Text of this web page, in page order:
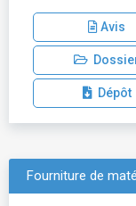
Avis
Dépôt
Fourniture de